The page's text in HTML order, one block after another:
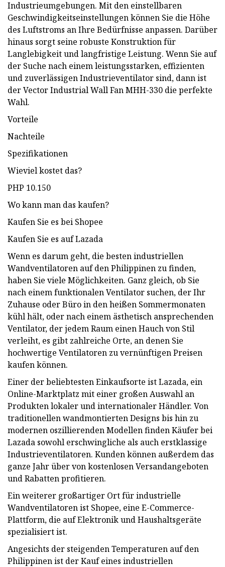
Industrieumgebungen. Mit den einstellbaren
Geschwindigkeitseinstellungen können Sie die Höhe
des Luftstroms an Ihre Bedürfnisse anpassen. Darüber
hinaus sorgt seine robuste Konstruktion für
Langlebigkeit und langfristige Leistung. Wenn Sie auf
der Suche nach einem leistungsstarken, effizienten
und zuverlässigen Industrieventilator sind, dann ist
der Vector Industrial Wall Fan MHH-330 die perfekte
Wahl.
Vorteile
Nachteile
Spezifikationen
Wieviel kostet das?
PHP 10.150
Wo kann man das kaufen?
Kaufen Sie es bei Shopee
Kaufen Sie es auf Lazada
Wenn es darum geht, die besten industriellen
Wandventilatoren auf den Philippinen zu finden,
haben Sie viele Möglichkeiten. Ganz gleich, ob Sie
nach einem funktionalen Ventilator suchen, der Ihr
Zuhause oder Büro in den heißen Sommermonaten
kühl hält, oder nach einem ästhetisch ansprechenden
Ventilator, der jedem Raum einen Hauch von Stil
verleiht, es gibt zahlreiche Orte, an denen Sie
hochwertige Ventilatoren zu vernünftigen Preisen
kaufen können.
Einer der beliebtesten Einkaufsorte ist Lazada, ein
Online-Marktplatz mit einer großen Auswahl an
Produkten lokaler und internationaler Händler. Von
traditionellen wandmontierten Designs bis hin zu
modernen oszillierenden Modellen finden Käufer bei
Lazada sowohl erschwingliche als auch erstklassige
Industrieventilatoren. Kunden können außerdem das
ganze Jahr über von kostenlosen Versandangeboten
und Rabatten profitieren.
Ein weiterer großartiger Ort für industrielle
Wandventilatoren ist Shopee, eine E-Commerce-
Plattform, die auf Elektronik und Haushaltsgeräte
spezialisiert ist.
Angesichts der steigenden Temperaturen auf den
Philippinen ist der Kauf eines industriellen